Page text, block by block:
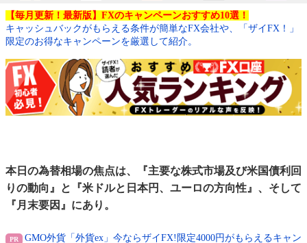
【毎月更新！最新版】FXのキャンペーンおすすめ10選！
キャッシュバックがもらえる条件が簡単なFX会社や、「ザイFX！」
限定のお得なキャンペーンを厳選して紹介。
本日の為替相場の焦点は、『主要な株式市場及び米国債利回
りの動向』と『米ドルと日本円、ユーロの方向性』、そして
『月末要因』にあり。
GMO外貨「外貨ex」今ならザイFX!限定4000円がもらえるキャン